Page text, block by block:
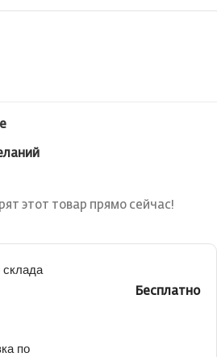
этот товар прямо сейчас!
склада
Бесплатно
по